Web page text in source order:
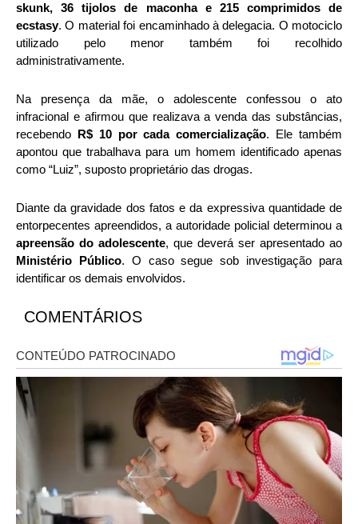
skunk, 36 tijolos de maconha e 215 comprimidos de
ecstasy. O material foi encaminhado à delegacia. O motociclo
utilizado pelo menor também foi recolhido
administrativamente.
Na presença da mãe, o adolescente confessou o ato
infracional e afirmou que realizava a venda das substâncias,
recebendo R$ 10 por cada comercialização. Ele também
apontou que trabalhava para um homem identificado apenas
como “Luiz”, suposto proprietário das drogas.
Diante da gravidade dos fatos e da expressiva quantidade de
entorpecentes apreendidos, a autoridade policial determinou a
apreensão do adolescente, que deverá ser apresentado ao
Ministério Público. O caso segue sob investigação para
identificar os demais envolvidos.
COMENTÁRIOS